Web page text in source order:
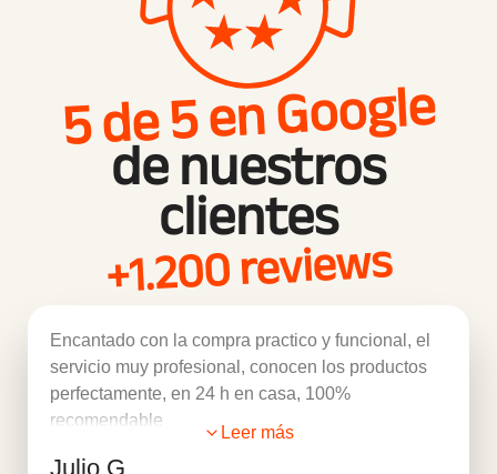
5 de 5 en Google
de nuestros
clientes
+1.200 reviews
Encantado con la compra practico y funcional, el
servicio muy profesional, conocen los productos
perfectamente, en 24 h en casa, 100%
recomendable
Leer más
Julio G.